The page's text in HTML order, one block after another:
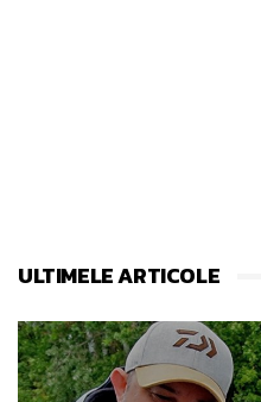
ULTIMELE ARTICOLE